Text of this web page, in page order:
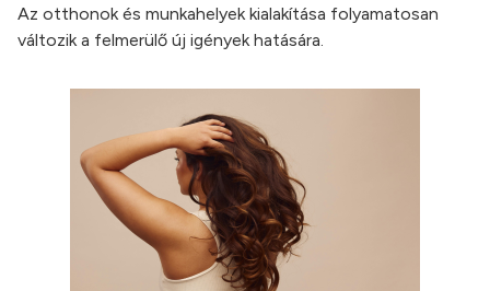
Az otthonok és munkahelyek kialakítása folyamatosan
változik a felmerülő új igények hatására.